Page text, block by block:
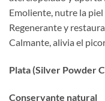
Emoliente, nutre la
Regenerante y
Calmante, alivia el
Plata (Silver Powder
Conservante natural